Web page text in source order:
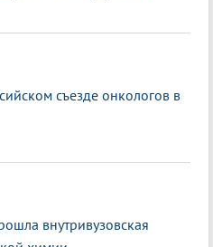
съезде онкологов в
внутривузовская